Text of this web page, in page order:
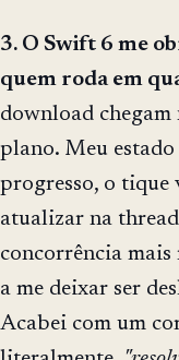
3. O Swift 6 me
quem roda em
download chegam
plano. Meu
progresso, o tique
atualizar na
concorrência
a me deixar ser
Acabei com um